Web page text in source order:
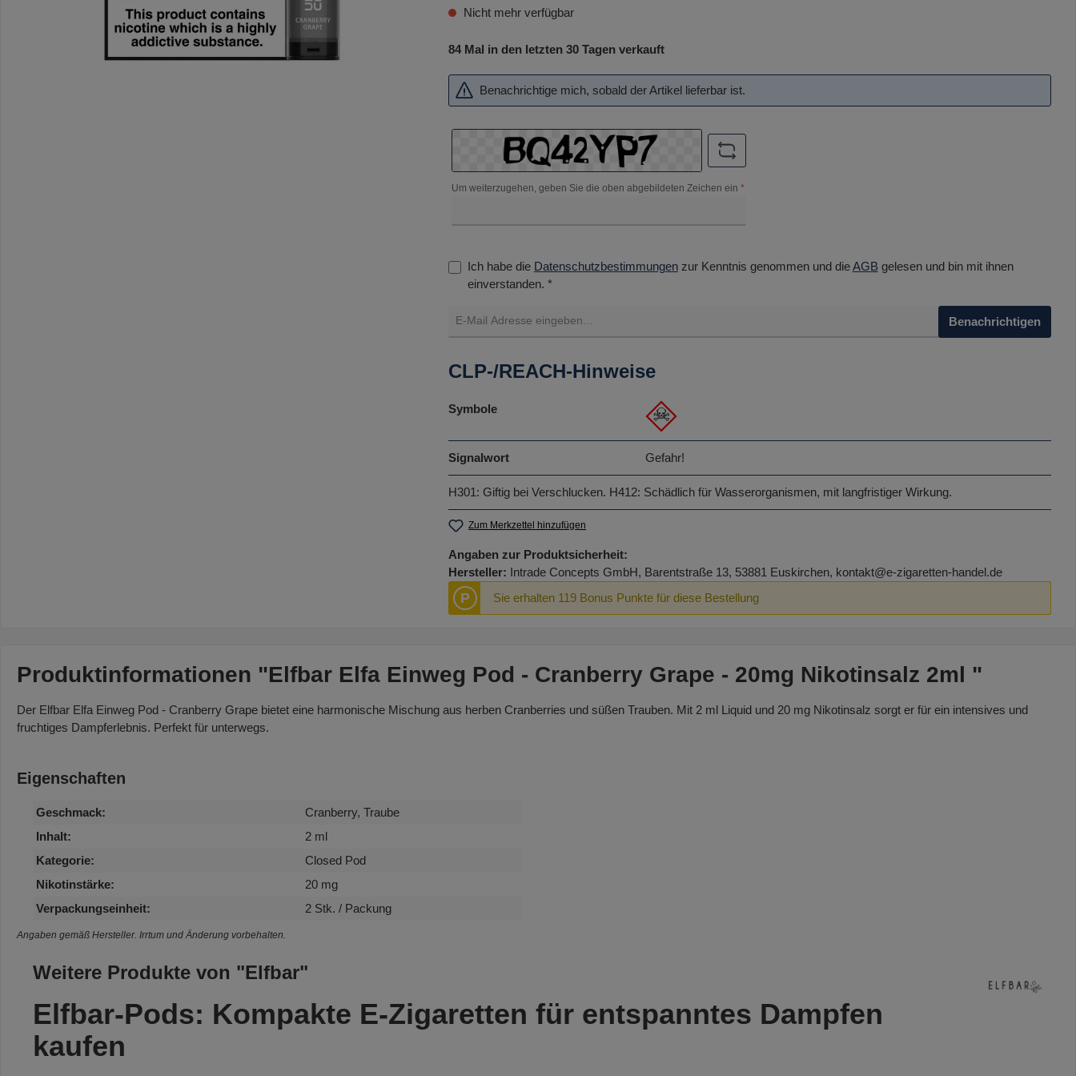
Nicht mehr verfügbar
84 Mal in den letzten 30 Tagen verkauft
Benachrichtige mich, sobald der Artikel lieferbar ist.
Um weiterzugehen, geben Sie die oben abgebildeten Zeichen ein *
Ich habe die Datenschutzbestimmungenzur Kenntnis genommen und dieAGB gelesen und bin mit ihnen
einverstanden. *
Benachrichtigen
CLP-/REACH-Hinweise
Symbole
Signalwort Gefahr!
H301: Giftig bei Verschlucken. H412: Schädlich für Wasserorganismen, mit langfristiger Wirkung.
Zum Merkzettel hinzufügen
Angaben zur Produktsicherheit:
Hersteller: Intrade Concepts GmbH, Barentstraße 13, 53881 Euskirchen, kontakt@e-zigaretten-handel.de
P Sie erhalten 119 Bonus Punkte für diese Bestellung
Produktinformationen "Elfbar Elfa Einweg Pod - Cranberry Grape - 20mg Nikotinsalz 2ml "
Der Elfbar Elfa Einweg Pod - Cranberry Grape bietet eine harmonische Mischung aus herben Cranberries und süßen Trauben. Mit 2 ml Liquid und 20 mg Nikotinsalz sorgt er für ein intensives und
fruchtiges Dampferlebnis. Perfekt für unterwegs.
Eigenschaften
Geschmack:
Cranberry, Traube
Inhalt:
2 ml
Kategorie:
Closed Pod
Nikotinstärke:
20 mg
Verpackungseinheit:
2 Stk. / Packung
Angaben gemäß Hersteller. Irrtum und Änderung vorbehalten.
Weitere Produkte von "Elfbar"
Elfbar-Pods: Kompakte E-Zigaretten für entspanntes Dampfen
kaufen